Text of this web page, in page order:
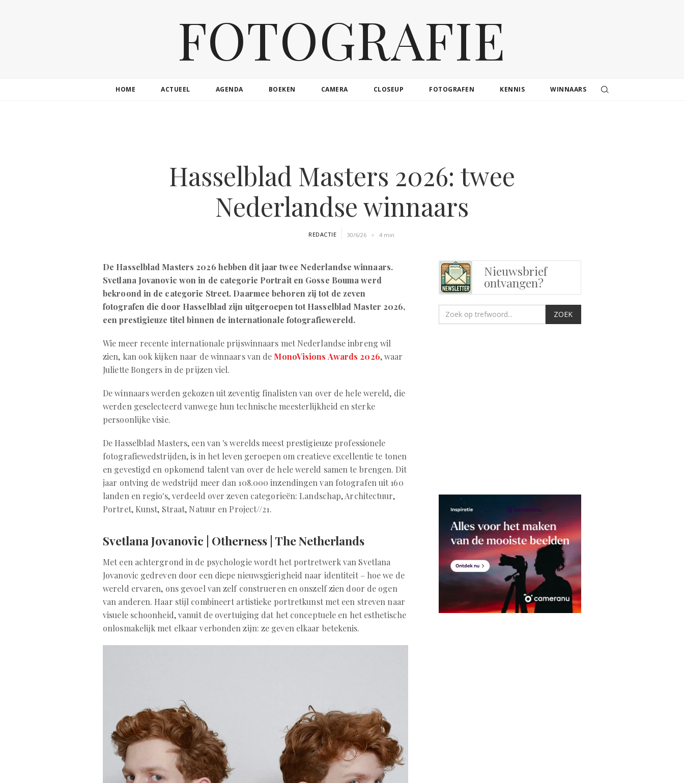
FOTOGRAFIE
HOME ACTUEEL AGENDA BOEKEN CAMERA CLOSEUP FOTOGRAFEN KENNIS WINNAARS
Hasselblad Masters 2026: twee
Nederlandse winnaars
REDACTIE 30/6/26 4 min
De Hasselblad Masters 2026 hebben dit jaar twee Nederlandse winnaars.
Svetlana Jovanovic won in de categorie Portrait en Gosse Bouma werd
bekroond in de categorie Street. Daarmee behoren zij tot de zeven
fotografen die door Hasselblad zijn uitgeroepen tot Hasselblad Master 2026,
een prestigieuze titel binnen de internationale fotografiewereld.
Wie meer recente internationale prijswinnaars met Nederlandse inbreng wil
zien, kan ook kijken naar de winnaars van de MonoVisions Awards 2026, waar
Juliette Bongers in de prijzen viel.
De winnaars werden gekozen uit zeventig finalisten van over de hele wereld, die
werden geselecteerd vanwege hun technische meesterlijkheid en sterke
persoonlijke visie.
De Hasselblad Masters, een van 's werelds meest prestigieuze professionele
fotografiewedstrijden, is in het leven geroepen om creatieve excellentie te tonen
en gevestigd en opkomend talent van over de hele wereld samen te brengen. Dit
jaar ontving de wedstrijd meer dan 108.000 inzendingen van fotografen uit 160
landen en regio's, verdeeld over zeven categorieën: Landschap, Architectuur,
Portret, Kunst, Straat, Natuur en Project//21.
Svetlana Jovanovic | Otherness | The Netherlands
Met een achtergrond in de psychologie wordt het portretwerk van Svetlana
Jovanovic gedreven door een diepe nieuwsgierigheid naar identiteit – hoe we de
wereld ervaren, ons gevoel van zelf construeren en onszelf zien door de ogen
van anderen. Haar stijl combineert artistieke portretkunst met een streven naar
visuele schoonheid, vanuit de overtuiging dat het conceptuele en het esthetische
onlosmakelijk met elkaar verbonden zijn: ze geven elkaar betekenis.
Nieuwsbrief
ontvangen?